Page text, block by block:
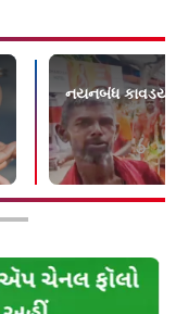
નયનબંધ